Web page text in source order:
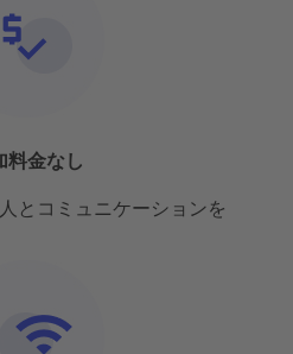
料金なし
とコミュニケーションを